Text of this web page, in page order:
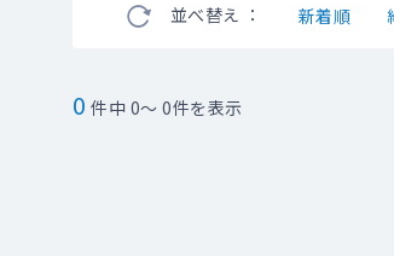
並べ替え ： 新着順
0 件中 0～ 0件を表示